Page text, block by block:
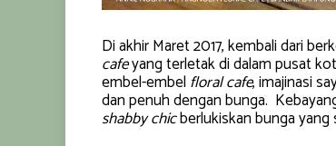
Di akhir Maret 2017, kembali dari
cafeyang terletak di dalam pusat
embel-embel floral cafe, imajinasi
dan penuh dengan bunga.
shabby chicberlukiskan bunga yang